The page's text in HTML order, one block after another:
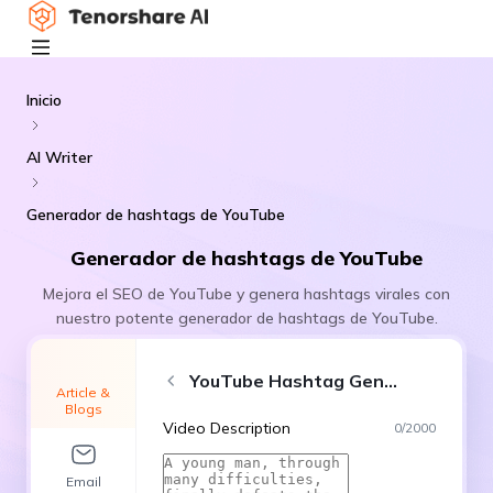
Inicio
AI Writer
Generador de hashtags de YouTube
Generador de hashtags de YouTube
Mejora el SEO de YouTube y genera hashtags virales con
nuestro potente generador de hashtags de YouTube.
Article &
Blogs
Email
YouTube Hashtag Generator
Video Description 0/2000